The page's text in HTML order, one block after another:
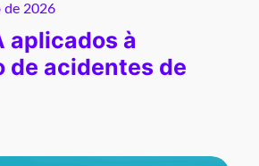
de 2026
aplicados à
de acidentes de